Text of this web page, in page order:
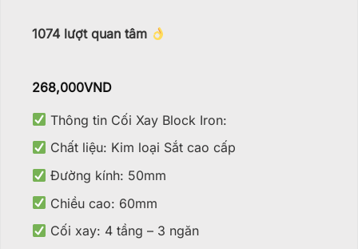
1074 lượt quan tâm
268,000VND
Thông tin Cối Xay Block Iron:
Chất liệu: Kim loại Sắt cao cấp
Đường kính: 50mm
Chiều cao: 60mm
Cối xay: 4 tầng – 3 ngăn